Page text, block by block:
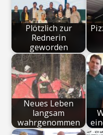
Plötzlich zur
Rednerin
geworden
Neues Leben
langsam
wahrgenommen